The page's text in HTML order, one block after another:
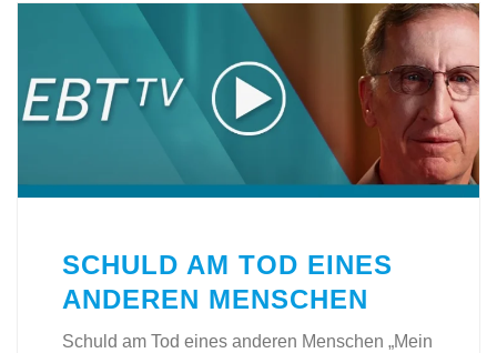
SCHULD AM TOD EINES
ANDEREN MENSCHEN
Schuld am Tod eines anderen Menschen „Mein